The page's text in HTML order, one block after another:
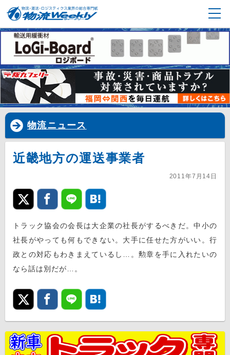
物流ニュース
近畿地方の運送事業者
2011年7月14日
トラック協会の会長は大企業の社長がするべきだ。中小の
社長がやっても何もできない。大手に任せた方がいい。行
政との対応もわきまえているし…。勲章を手に入れたいの
なら話は別だが…。